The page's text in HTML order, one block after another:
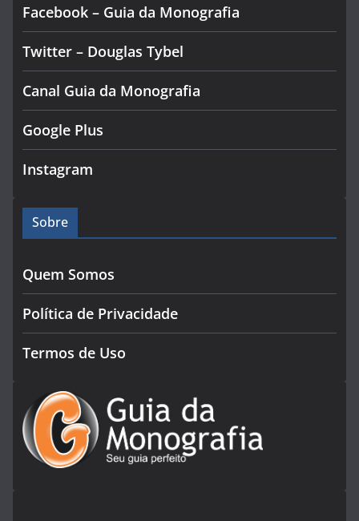
Facebook – Guia da Monografia
Twitter – Douglas Tybel
Canal Guia da Monografia
Google Plus
Instagram
Sobre
Quem Somos
Política de Privacidade
Termos de Uso